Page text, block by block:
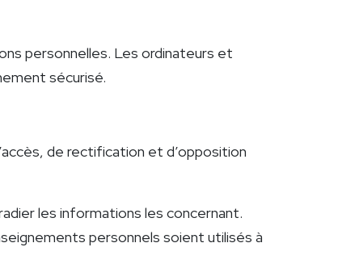
personnelles. Les ordinateurs et
sécurisé.
de rectification et d’opposition
les informations les concernant.
personnels soient utilisés à